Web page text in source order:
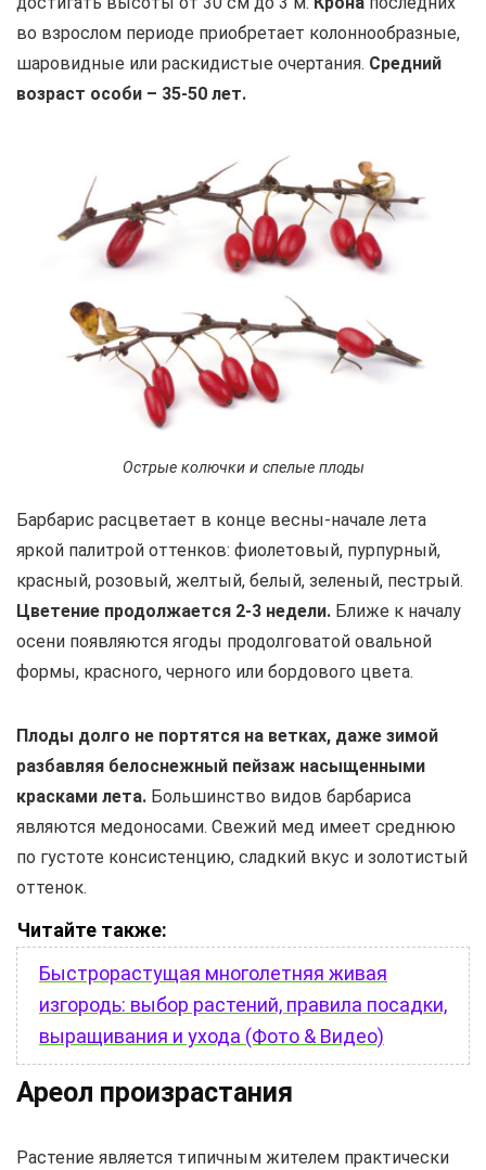
во взрослом периоде приобретает колоннообразные,
шаровидные или раскидистые очертания. Средний
возраст особи – 35-50 лет.
Острые колючки и спелые плоды
Барбарис расцветает в конце весны-начале лета
яркой палитрой оттенков: фиолетовый, пурпурный,
красный, розовый, желтый, белый, зеленый, пестрый.
Цветение продолжается 2-3 недели. Ближе к началу
осени появляются ягоды продолговатой овальной
формы, красного, черного или бордового цвета.
Плоды долго не портятся на ветках, даже зимой
разбавляя белоснежный пейзаж насыщенными
красками лета. Большинство видов барбариса
являются медоносами. Свежий мед имеет среднюю
по густоте консистенцию, сладкий вкус и золотистый
оттенок.
Читайте также:
Быстрорастущая многолетняя живая
изгородь: выбор растений, правила посадки,
выращивания и ухода (Фото & Видео)
Ареол произрастания
Растение является типичным жителем практически